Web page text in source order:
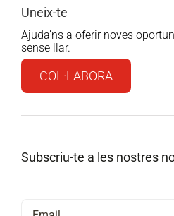
Uneix-te
Ajuda’ns a oferir noves
sense llar.
COL·LABORA
Subscriu-te a les nostres